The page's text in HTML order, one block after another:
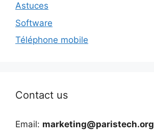
Astuces
Software
Téléphone mobile
Contact us
Email: marketing@paristech.org